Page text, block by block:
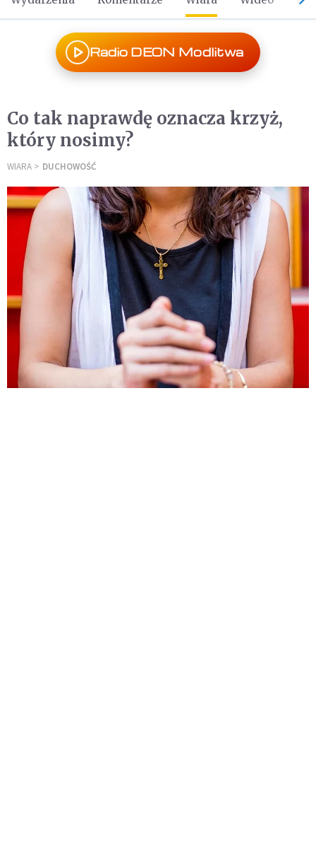
Radio DEON Modlitwa
Co tak naprawdę oznacza krzyż,
który nosimy?
WIARA DUCHOWOŚĆ